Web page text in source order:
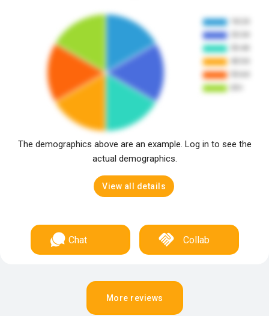
The demographics above are an example. Log in to see the
actual demographics.
View all details
Chat Collab
More reviews